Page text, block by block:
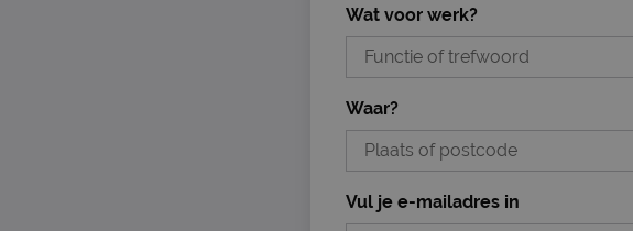
Wat voor werk?
Waar?
Vul je e-mailadres in